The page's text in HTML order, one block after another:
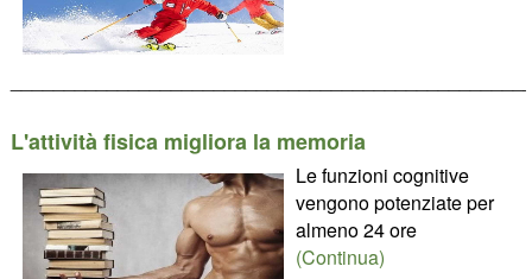
L'attività fisica migliora la memoria
Le funzioni cognitive
vengono potenziate per
almeno 24 ore
(Continua)